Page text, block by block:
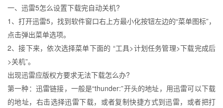
一、迅雷5怎么设置下载完自动关机?
1、打开迅雷5，找到软件窗口右上方最小化按钮左边的“菜单图标”，
点击弹出菜单选项。
2、接下来，依次选择菜单下面的 “工具>计划任务管理>下载完成后
>关机”。
出现迅雷应版权方要求无法下载怎么办?
第一种：迅雷链接，一般是“thunder:”开头的地址，用迅雷可以下载
的地址，右击选择迅雷下载，或者复制快捷方式到迅雷，或者把打